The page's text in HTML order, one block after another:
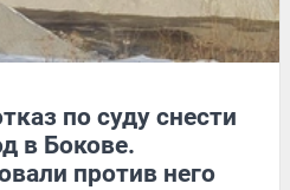
по суду снести
в Бокове.
против него